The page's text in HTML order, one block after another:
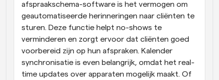
afspraakschema-software is het vermogen om
geautomatiseerde herinneringen naar cliënten te
sturen. Deze functie helpt no-shows te
verminderen en zorgt ervoor dat cliënten goed
voorbereid zijn op hun afspraken. Kalender
synchronisatie is even belangrijk, omdat het real-
time updates over apparaten mogelijk maakt. Of